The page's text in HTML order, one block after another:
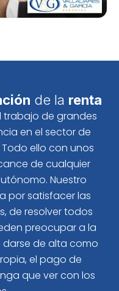
de la renta
trabajo de grandes
en el sector de
Todo ello con unos
de cualquier
Nuestro
por satisfacer las
de resolver todos
preocupar a la
darse de alta como
el pago de
que ver con los